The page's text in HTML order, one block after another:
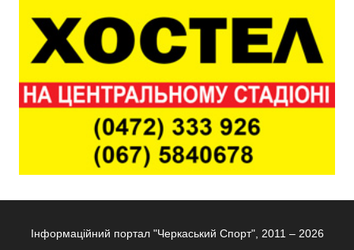
Інформаційний портал "Черкаський Спорт", 2011 – 2026